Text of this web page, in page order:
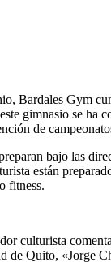
Bardales Gym
gimnasio se ha
de
bajo las
están
fitness.
culturista
de Quito, «Jorge